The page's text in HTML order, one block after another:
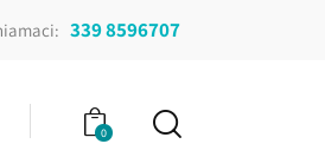
339 8596707
0